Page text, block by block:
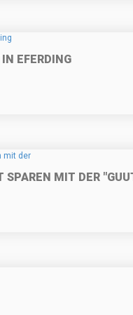
EFERDING
SPAREN MIT DER